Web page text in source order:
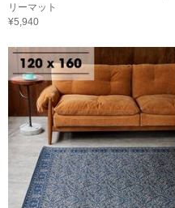
リーマット
¥5,940